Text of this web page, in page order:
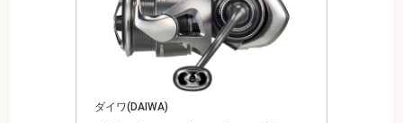
ダイワ(DAIWA)